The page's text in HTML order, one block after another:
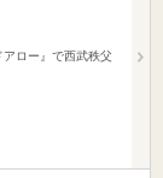
ロー』で西武秩父